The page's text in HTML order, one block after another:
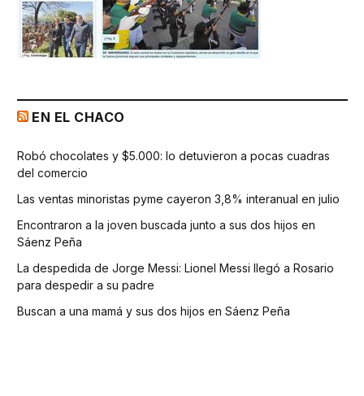
EN EL CHACO
Robó chocolates y $5.000: lo detuvieron a pocas cuadras
del comercio
Las ventas minoristas pyme cayeron 3,8% interanual en julio
Encontraron a la joven buscada junto a sus dos hijos en
Sáenz Peña
La despedida de Jorge Messi: Lionel Messi llegó a Rosario
para despedir a su padre
Buscan a una mamá y sus dos hijos en Sáenz Peña